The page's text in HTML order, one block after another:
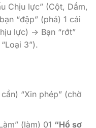
Chịu lực” (Cột, Dầm,
“đập” (phá) 1 cái
lực) -> Bạn “rớt”
3”).
“Xin phép” (chờ
(làm) 01 “Hồ sơ